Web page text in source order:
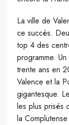
La ville de
ce succès.
top 4 des
programme.
trente ans en
Valence et la
gigantesque.
les plus prisés
la